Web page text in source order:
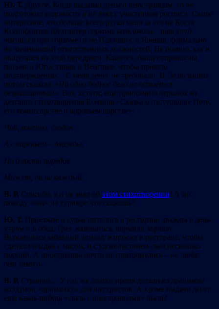
Ю. Т. Другое. Когда выдавал деньги иностранцам, то не
подготовил ведомости и не взял с участников росписи. Cамое
интересное, что больше всего ругал меня за это не Костя
Ксенофонтов (бухгалтер горкома комсомола – наш клуб
числился при горкоме) и не Павлович, а Яненко, формально
не занимавший ответственных должностей. Не помню, как я
выпутался из этой передряги: Кажется, были отправлены
письма в Югославию и Венгрию, чтобы пришло
подтверждение… С меня денег не требовали. Н. Зезюлькина
потом сказала: «Ни одно доброе дело не остаётся
безнаказанным». Вот, кстати, ещё припомнил отрывок из
детского стихотворения Есенина «Сказка о пастушонке Пете,
его комиссарстве и коровьем царстве»:
Чай, конечно, сладок
А с вареньем – дважды,
Но блюсти порядок
Может, да не каждый.
В. Р. Спасибо, я и не знал об этом стихотворении! А по
поводу «чая» на турнире что скажешь?
Ю. Т. Приезжие и судьи питались в ресторане дважды в день:
утром и в обед. Грех жаловаться, кормили хорошо.
Вспомнился забавный эпизод: я просил в ресторане, чтобы
сделали оладьи с мясом, и с удовольствием съел несколько
порций. А иностранцы почти не притронулись – не любят
они такого.
В. Р. Cтранно… У нас же долгое время делали из драников/
колдунов «приманку» для интуристов. А кроме выдачи денег,
ещё какая-нибудь «связь с иностранцами» была?